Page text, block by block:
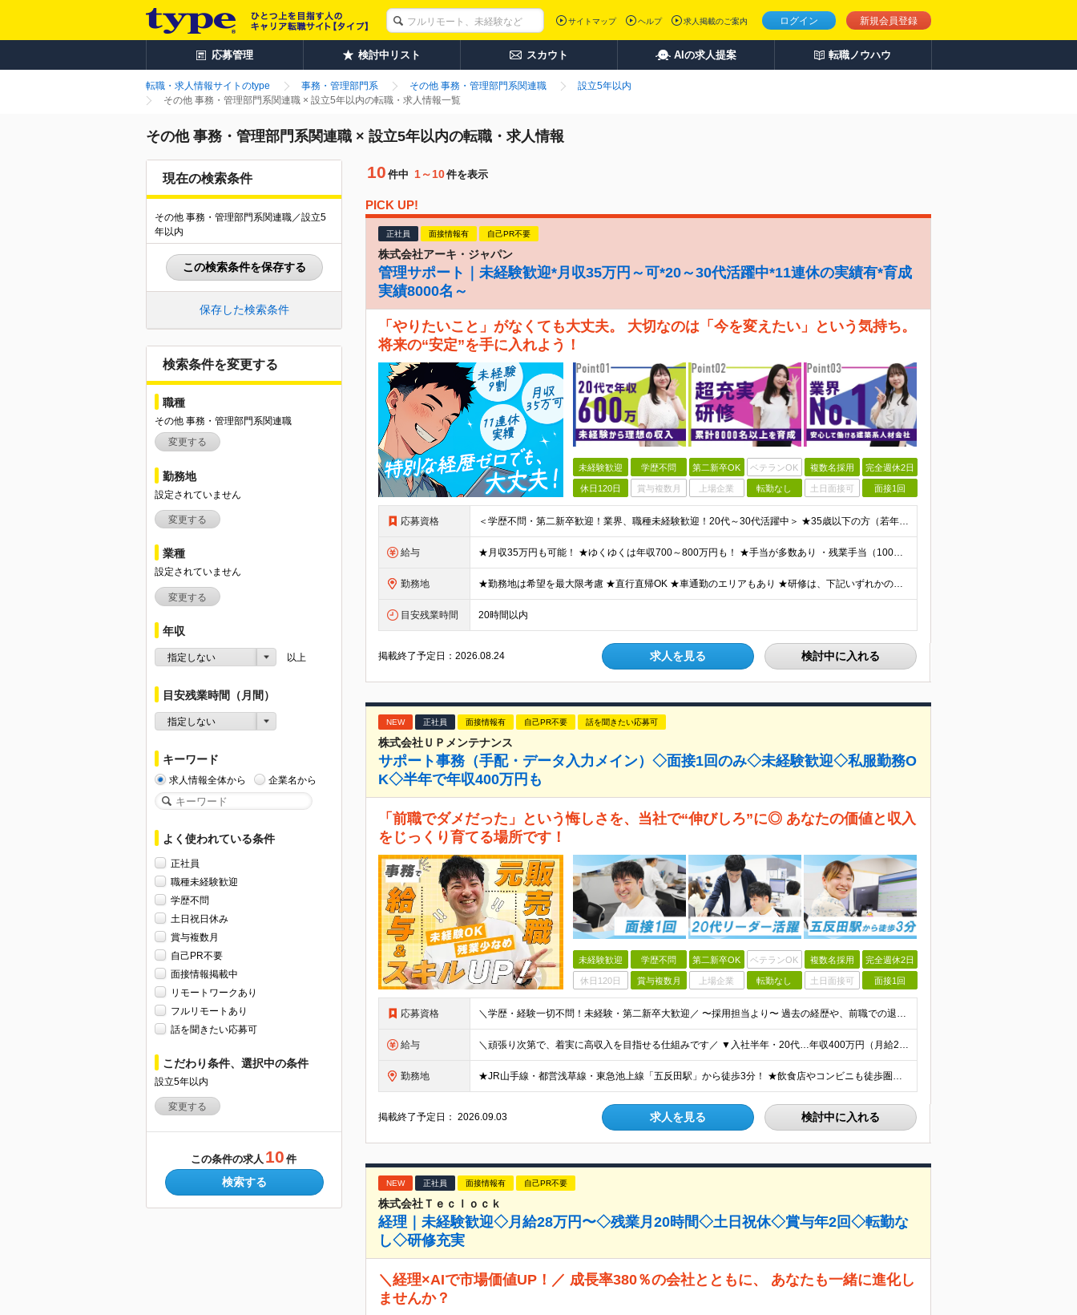
ログイン 新規会員登録
サイトマップ ヘルプ 求人掲載のご案内
応募管理 検討中リスト スカウト AIの求人提案 転職ノウハウ
転職・求人情報サイトのtype 事務・管理部門系 その他 事務・管理部門系関連職
設立5年以内
その他 事務・管理部門系関連職 × 設立5年以内の転職・求人情報一覧
その他 事務・管理部門系関連職 × 設立5年以内の転職・求人情報
現在の検索条件
その他 事務・管理部門系関連職／設立5
年以内
この検索条件を保存する
保存した検索条件
検索条件を変更する
職種
その他 事務・管理部門系関連職
変更する
勤務地
設定されていません
変更する
業種
設定されていません
変更する
年収
指定しない 以上
目安残業時間（月間）
指定しない
キーワード
求人情報全体から 企業名から
よく使われている条件
正社員
職種未経験歓迎
学歴不問
土日祝日休み
賞与複数月
自己PR不要
面接情報掲載中
リモートワークあり
フルリモートあり
話を聞きたい応募可
こだわり条件、選択中の条件
設立5年以内
変更する
この条件の求人 10 件
検索する
10 件中 1～10件を表示
PICK UP!
正社員 面接情報有 自己PR不要
株式会社アーキ・ジャパン
管理サポート｜未経験歓迎*月収35万円～可*20～30代活躍中*11連休の実績有*育成
実績8000名～
「やりたいこと」がなくても大丈夫。 大切なのは「今を変えたい」という気持ち。
将来の“安定”を手に入れよう！
未経験歓迎 学歴不問 第二新卒OK ベテランOK 複数名採用 完全週休2日
休日120日 賞与複数月 上場企業 転勤なし 土日面接可 面接1回
応募資格 ＜学歴不問・第二新卒歓迎！業界、職種未経験歓迎！20代～30代活躍中＞ ★35歳以下の方（若年層の長期キャリア形成を図るため） ★フリーター・正社員未経験・社会人未経験OK ★転職回数が多い方もぜひ
給与 ★月収35万円も可能！ ★ゆくゆくは年収700～800万円も！ ★手当が多数あり ・残業手当（100％）★1分単位で支給 ・資格手当（最大月6万円） ・結婚/出産祝金（最大3万円） 【首都圏・北関東
勤務地 ★勤務地は希望を最大限考慮 ★直行直帰OK ★車通勤のエリアもあり ★研修は、下記いずれかの研修センターで行います ・東京校（東京本社とアクセスは同様） ・大阪校（大阪府大阪市中央区道修町 2-1-1
目安残業時間 20時間以内
掲載終了予定日：2026.08.24 求人を見る 検討中に入れる
NEW 正社員 面接情報有 自己PR不要 話を聞きたい応募可
株式会社ＵＰメンテナンス
サポート事務（手配・データ入力メイン）◇面接1回のみ◇未経験歓迎◇私服勤務O
K◇半年で年収400万円も
「前職でダメだった」という悔しさを、当社で“伸びしろ”に◎ あなたの価値と収入
をじっくり育てる場所です！
未経験歓迎 学歴不問 第二新卒OK ベテランOK 複数名採用 完全週休2日
休日120日 賞与複数月 上場企業 転勤なし 土日面接可 面接1回
応募資格 ＼学歴・経験一切不問！未経験・第二新卒大歓迎／ 〜採用担当より〜 過去の経歴や、前職での退職理由は一切気にしません。 「次の職場ではスキルを身につけて活躍したい」「キャリアアップを目指したい」といっ
給与 ＼頑張り次第で、着実に高収入を目指せる仕組みです／ ▼入社半年・20代…年収400万円（月給25万円＋賞与） ▼入社3年目・29歳…年収520万円（月給33万円＋賞与） ゆくゆくは主任（年収450万〜
勤務地 ★JR山手線・都営浅草線・東急池上線「五反田駅」から徒歩3分！ ★飲食店やコンビニも徒歩圏内の好立地 東京都品川区西五反田1-29-1 コイズミビル8階 (変更の範囲)上記を除く当社関連勤務地
掲載終了予定日：2026.09.03 求人を見る 検討中に入れる
NEW 正社員 面接情報有 自己PR不要
株式会社Ｔｅｃｌｏｃｋ
経理｜未経験歓迎◇月給28万円〜◇残業月20時間◇土日祝休◇賞与年2回◇転勤な
し◇研修充実
＼経理×AIで市場価値UP！／ 成長率380％の会社とともに、 あなたも一緒に進化し
ませんか？